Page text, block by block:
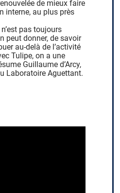
de mieux faire
interne, au plus près
pas toujours
peut donner, de savoir
au-delà de l’activité
Tulipe, on a une
Guillaume d’Arcy,
Laboratoire Aguettant.